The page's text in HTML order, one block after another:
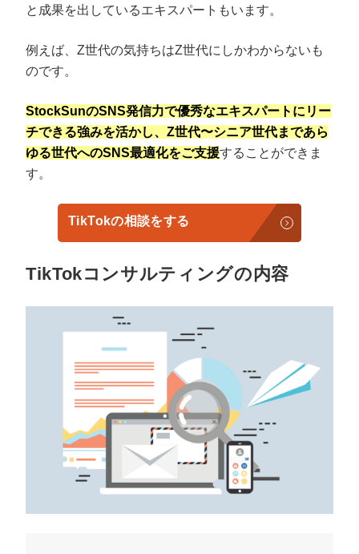
と成果を出しているエキスパートもいます。
例えば、Z世代の気持ちはZ世代にしかわからないも
のです。
StockSunのSNS発信力で優秀なエキスパートにリー
チできる強みを活かし、Z世代〜シニア世代まであら
ゆる世代へのSNS最適化をご支援することができま
す。
TikTokの相談をする
TikTokコンサルティングの内容